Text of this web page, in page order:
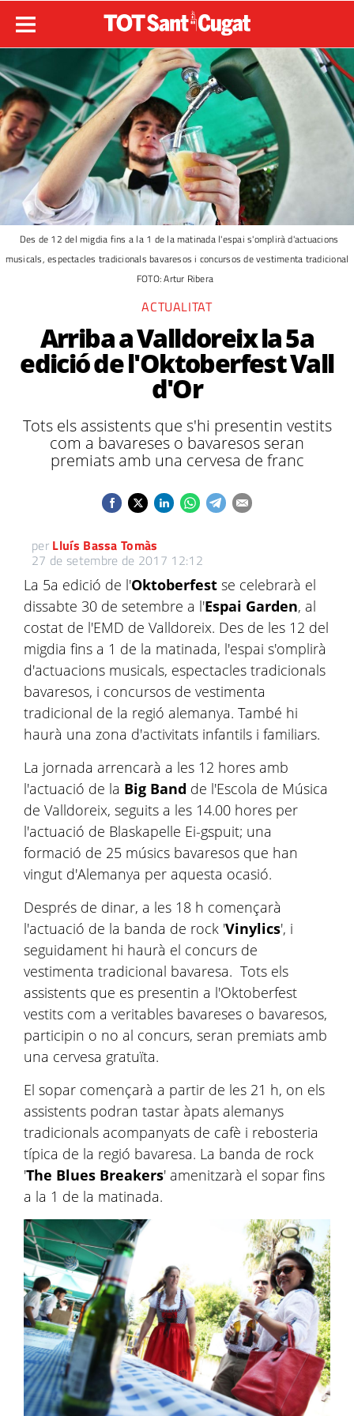
Des de 12 del migdia fins a la 1 de la matinada l'espai s'omplirà d'actuacions
musicals, espectacles tradicionals bavaresos i concursos de vestimenta tradicional
FOTO: Artur Ribera
ACTUALITAT
Arriba a Valldoreix la 5a
edició de l'Oktoberfest Vall
d'Or
Tots els assistents que s'hi presentin vestits
com a bavareses o bavaresos seran
premiats amb una cervesa de franc
per Lluís Bassa Tomàs
27 de setembre de 2017 12:12
La 5a edició de l'Oktoberfest se celebrarà el
dissabte 30 de setembre a l'Espai Garden, al
costat de l'EMD de Valldoreix. Des de les 12 del
migdia fins a 1 de la matinada, l'espai s'omplirà
d'actuacions musicals, espectacles tradicionals
bavaresos, i concursos de vestimenta
tradicional de la regió alemanya. També hi
haurà una zona d'activitats infantils i familiars.
La jornada arrencarà a les 12 hores amb
l'actuació de la Big Band de l'Escola de Música
de Valldoreix, seguits a les 14.00 hores per
l'actuació de Blaskapelle Ei-gspuit; una
formació de 25 músics bavaresos que han
vingut d'Alemanya per aquesta ocasió.
Després de dinar, a les 18 h començarà
l'actuació de la banda de rock 'Vinylics', i
seguidament hi haurà el concurs de
vestimenta tradicional bavaresa. Tots els
assistents que es presentin a l'Oktoberfest
vestits com a veritables bavareses o bavaresos,
participin o no al concurs, seran premiats amb
una cervesa gratuïta.
El sopar començarà a partir de les 21 h, on els
assistents podran tastar àpats alemanys
tradicionals acompanyats de cafè i rebosteria
típica de la regió bavaresa. La banda de rock
'The Blues Breakers' amenitzarà el sopar fins
a la 1 de la matinada.